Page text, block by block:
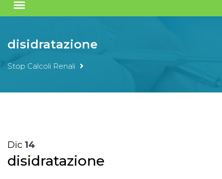
disidratazione
Stop Calcoli Renali
Dic 14
disidratazione